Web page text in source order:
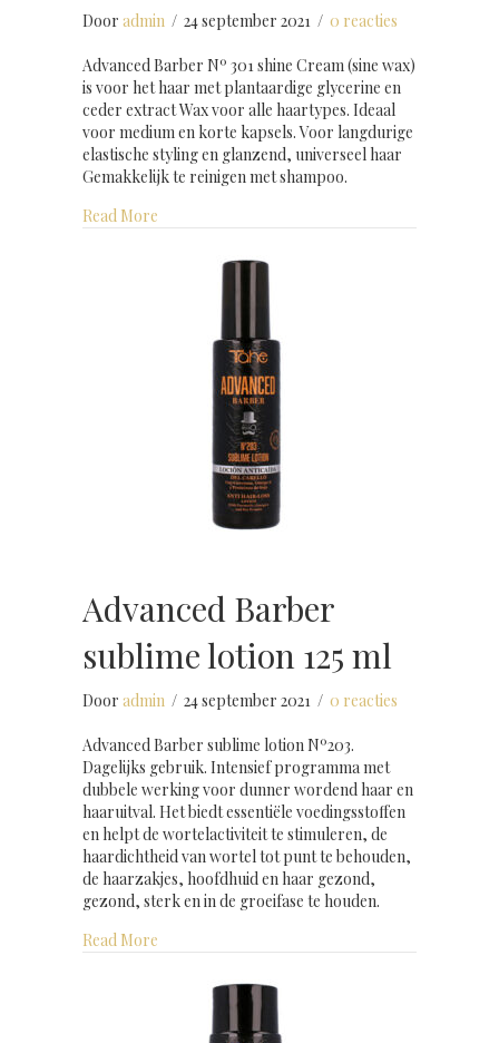
Door admin / 24 september 2021 / 0 reacties
Advanced Barber Nº 301 shine Cream (sine wax)
is voor het haar met plantaardige glycerine en
ceder extract Wax voor alle haartypes. Ideaal
voor medium en korte kapsels. Voor langdurige
elastische styling en glanzend, universeel haar
Gemakkelijk te reinigen met shampoo.
Read More
Advanced Barber
sublime lotion 125 ml
Door admin / 24 september 2021 / 0 reacties
Advanced Barber sublime lotion Nº203.
Dagelijks gebruik. Intensief programma met
dubbele werking voor dunner wordend haar en
haaruitval. Het biedt essentiële voedingsstoffen
en helpt de wortelactiviteit te stimuleren, de
haardichtheid van wortel tot punt te behouden,
de haarzakjes, hoofdhuid en haar gezond,
gezond, sterk en in de groeifase te houden.
Read More